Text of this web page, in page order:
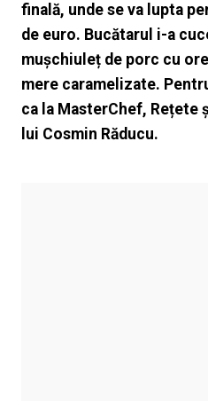
finală, unde se va lupta
de euro. Bucătarul i-a
mușchiuleț de porc cu
mere caramelizate.
ca la MasterChef, Rețete
lui Cosmin Răducu.